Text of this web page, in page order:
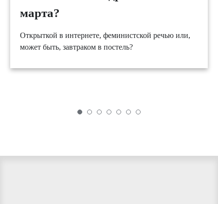
марта?
Открыткой в интернете, феминистской речью или,
может быть, завтраком в постель?